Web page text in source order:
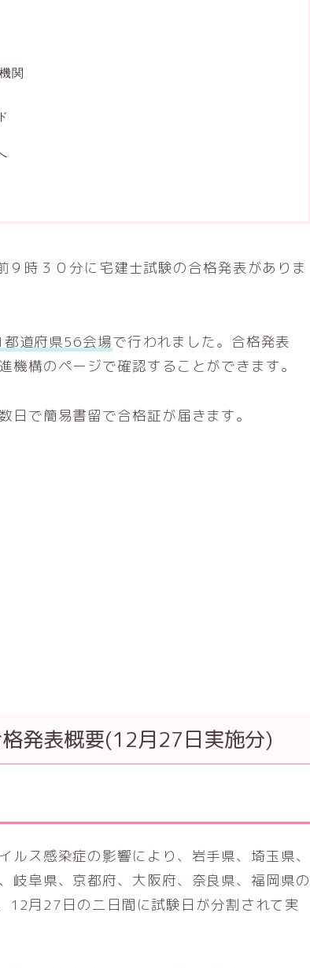
関
時３０分に宅建士試験の合格発表がありま
都道府県56会場で行われました。合格発表
機構のページで確認することができます。
で簡易書留で合格証が届きます。
発表概要(12月27日実施分)
ス感染症の影響により、岩手県、埼玉県、
岐阜県、京都府、大阪府、奈良県、福岡県の
月27日の二日間に試験日が分割されて実